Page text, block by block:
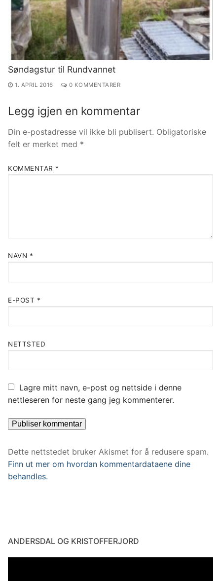
Søndagstur til Rundvannet
1. APRIL 2016 0 KOMMENTARER
Legg igjen en kommentar
Din e-postadresse vil ikke bli publisert. Obligatoriske
felt er merket med *
KOMMENTAR *
NAVN *
E-POST *
NETTSTED
Lagre mitt navn, e-post og nettside i denne
nettleseren for neste gang jeg kommenterer.
Dette nettstedet bruker Akismet for å redusere spam.
Finn ut mer om hvordan kommentardataene dine
behandles.
ANDERSDAL OG KRISTOFFERJORD